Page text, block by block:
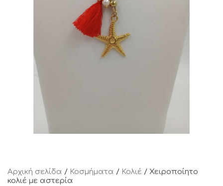
Αρχική σελίδα / Κοσμήματα / Κολιέ / Χειροποίητο
κολιέ με αστερία